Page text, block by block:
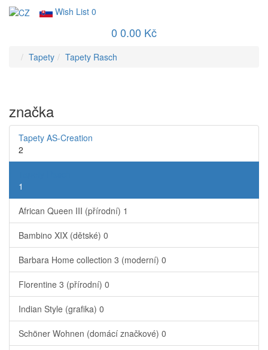
Wish List 0
0 0.00 Kč
Tapety Tapety Rasch
značka
Tapety AS-Creation
2
1
African Queen III (přírodní) 1
Bambino XIX (dětské) 0
Barbara Home collection 3 (moderní) 0
Florentine 3 (přírodní) 0
Indian Style (grafika) 0
Schöner Wohnen (domácí značkové) 0